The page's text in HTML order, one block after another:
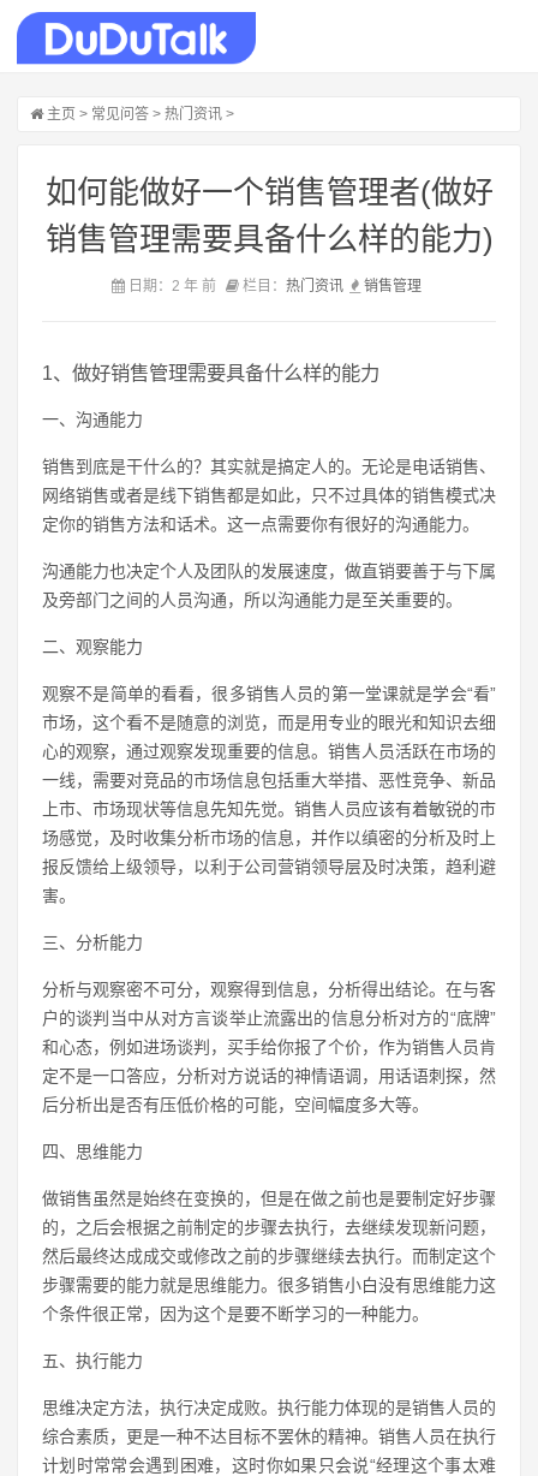
主页 > 常见问答 > 热门资讯 >
如何能做好一个销售管理者(做好
销售管理需要具备什么样的能力)
日期：2 年 前 栏目： 热门资讯 销售管理
1、做好销售管理需要具备什么样的能力
一、沟通能力
销售到底是干什么的？其实就是搞定人的。无论是电话销售、
网络销售或者是线下销售都是如此，只不过具体的销售模式决
定你的销售方法和话术。这一点需要你有很好的沟通能力。
沟通能力也决定个人及团队的发展速度，做直销要善于与下属
及旁部门之间的人员沟通，所以沟通能力是至关重要的。
二、观察能力
观察不是简单的看看，很多销售人员的第一堂课就是学会“看”
市场，这个看不是随意的浏览，而是用专业的眼光和知识去细
心的观察，通过观察发现重要的信息。销售人员活跃在市场的
一线，需要对竞品的市场信息包括重大举措、恶性竞争、新品
上市、市场现状等信息先知先觉。销售人员应该有着敏锐的市
场感觉，及时收集分析市场的信息，并作以缜密的分析及时上
报反馈给上级领导，以利于公司营销领导层及时决策，趋利避
害。
三、分析能力
分析与观察密不可分，观察得到信息，分析得出结论。在与客
户的谈判当中从对方言谈举止流露出的信息分析对方的“底牌”
和心态，例如进场谈判，买手给你报了个价，作为销售人员肯
定不是一口答应，分析对方说话的神情语调，用话语刺探，然
后分析出是否有压低价格的可能，空间幅度多大等。
四、思维能力
做销售虽然是始终在变换的，但是在做之前也是要制定好步骤
的，之后会根据之前制定的步骤去执行，去继续发现新问题，
然后最终达成成交或修改之前的步骤继续去执行。而制定这个
步骤需要的能力就是思维能力。很多销售小白没有思维能力这
个条件很正常，因为这个是要不断学习的一种能力。
五、执行能力
思维决定方法，执行决定成败。执行能力体现的是销售人员的
综合素质，更是一种不达目标不罢休的精神。销售人员在执行
计划时常常会遇到困难，这时你如果只会说“经理这个事太难